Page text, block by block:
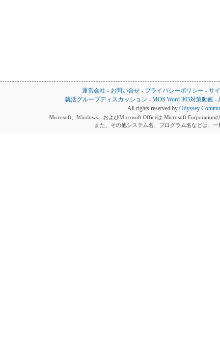
運営会社 - お問い合せ - プライバシーポリシー - サ
就活グループディスカッション -MOS Word 365対策動画 -
All rights reserved by Odyssey
Microsoft、Windows、およびMicrosoft Officeは Microsoft Corporation
また、その他システム名、プログラム名などは、